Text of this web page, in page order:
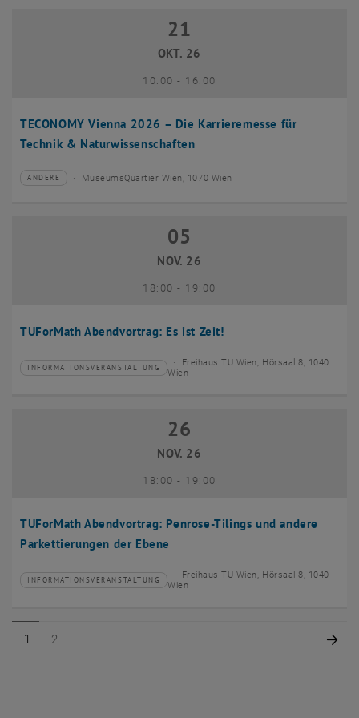
TECONOMY Vienna 2026 – Die Karrieremesse für
Technik & Naturwissenschaften
21 Oktober 2026
21
OKT. 26
10:00- bis
16:00
Veranstaltungstyp:
ANDERE
Veranstaltungsort:MuseumsQuartier Wien, 1070 Wien
TUForMath Abendvortrag: Es ist Zeit!
05 November 2026
05
NOV. 26
18:00- bis
19:00
Veranstaltungstyp:
INFORMATIONSVERANSTALTUNG
Veranstaltungsort:
Freihaus TU Wien, Hörsaal 8, 1040
Wien
TUForMath Abendvortrag: Penrose-Tilings und andere
Parkettierungen der Ebene
26 November 2026
26
NOV. 26
18:00- bis
19:00
Veranstaltungstyp:
INFORMATIONSVERANSTALTUNG
Veranstaltungsort:
Freihaus TU Wien, Hörsaal 8, 1040
Wien
Seite 1 von 2
1 Seite 2 von 2
2